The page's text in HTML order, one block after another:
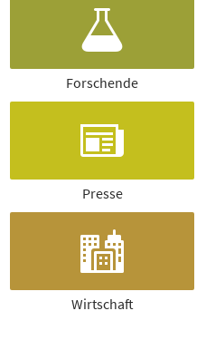
Forschende
Presse
Wirtschaft